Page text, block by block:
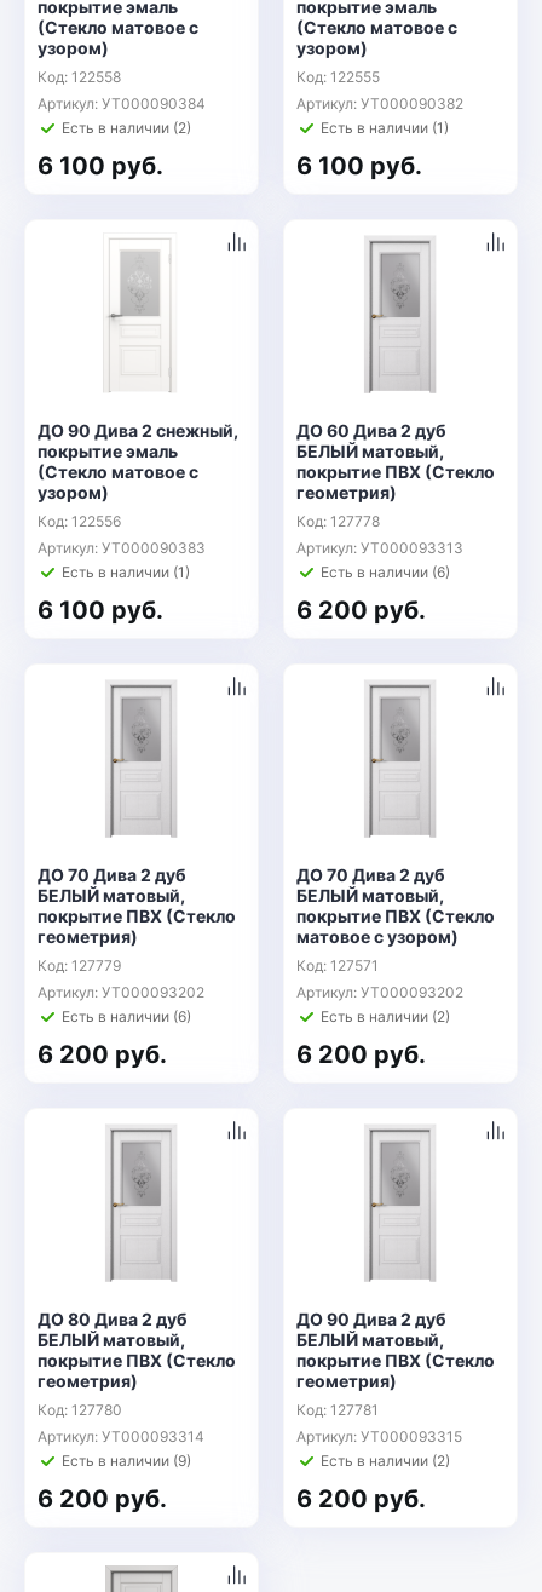
покрытие эмаль
(Стекло матовое с
узором)
Код: 122558
Артикул: УТ000090384
Есть в наличии (2)
6 100 руб.
покрытие эмаль
(Стекло матовое с
узором)
Код: 122555
Артикул: УТ000090382
Есть в наличии (1)
6 100 руб.
ДО 90 Дива 2 снежный,
покрытие эмаль
(Стекло матовое с
узором)
Код: 122556
Артикул: УТ000090383
Есть в наличии (1)
6 100 руб.
ДО 60 Дива 2 дуб
БЕЛЫЙ матовый,
покрытие ПВХ (Стекло
геометрия)
Код: 127778
Артикул: УТ000093313
Есть в наличии (6)
6 200 руб.
ДО 70 Дива 2 дуб
БЕЛЫЙ матовый,
покрытие ПВХ (Стекло
геометрия)
Код: 127779
Артикул: УТ000093202
Есть в наличии (6)
6 200 руб.
ДО 70 Дива 2 дуб
БЕЛЫЙ матовый,
покрытие ПВХ (Стекло
матовое с узором)
Код: 127571
Артикул: УТ000093202
Есть в наличии (2)
6 200 руб.
ДО 80 Дива 2 дуб
БЕЛЫЙ матовый,
покрытие ПВХ (Стекло
геометрия)
Код: 127780
Артикул: УТ000093314
Есть в наличии (9)
6 200 руб.
ДО 90 Дива 2 дуб
БЕЛЫЙ матовый,
покрытие ПВХ (Стекло
геометрия)
Код: 127781
Артикул: УТ000093315
Есть в наличии (2)
6 200 руб.